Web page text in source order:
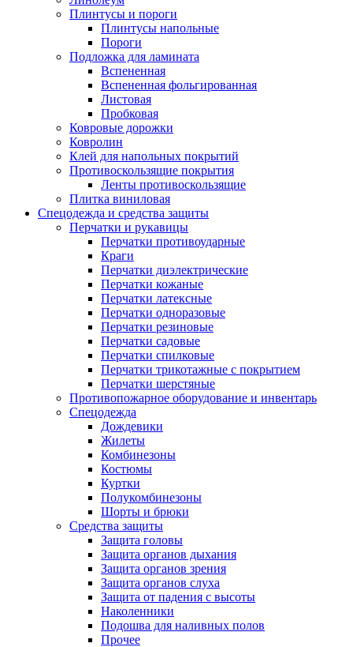
Плинтусы и пороги
Плинтусы напольные
Пороги
Подложка для ламината
Вспененная
Вспененная фольгированная
Листовая
Пробковая
Ковровые дорожки
Ковролин
Клей для напольных покрытий
Противоскользящие покрытия
Ленты противоскользящие
Плитка виниловая
Спецодежда и средства защиты
Перчатки и рукавицы
Перчатки противоударные
Краги
Перчатки диэлектрические
Перчатки кожаные
Перчатки латексные
Перчатки одноразовые
Перчатки резиновые
Перчатки садовые
Перчатки спилковые
Перчатки трикотажные с покрытием
Перчатки шерстяные
Противопожарное оборудование и инвентарь
Спецодежда
Дождевики
Жилеты
Комбинезоны
Костюмы
Куртки
Полукомбинезоны
Шорты и брюки
Средства защиты
Защита головы
Защита органов дыхания
Защита органов зрения
Защита органов слуха
Защита от падения с высоты
Наколенники
Подошва для наливных полов
Прочее